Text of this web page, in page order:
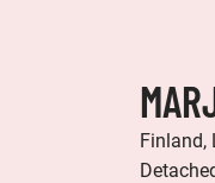
Finland,